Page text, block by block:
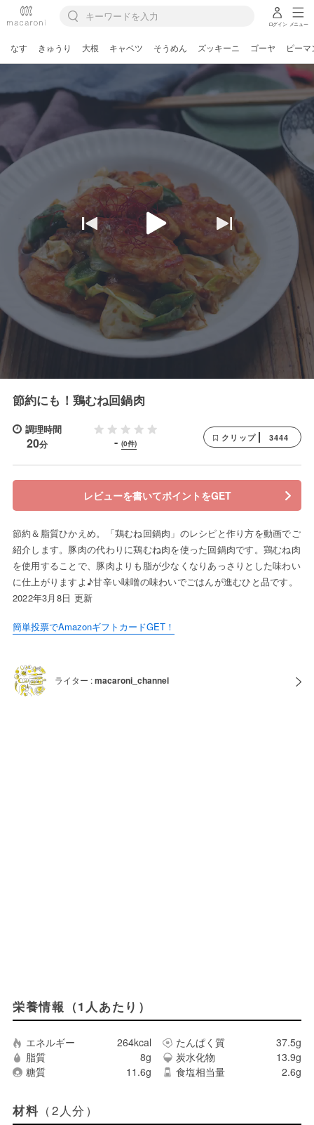
ログイン メニュー
なす きゅうり 大根 キャベツ そうめん ズッキーニ ゴーヤ ピーマ
節約にも！鶏むね回鍋肉
調理時間
20分 - (0件)
クリップ 3444
レビューを書いてポイントをGET
節約＆脂質ひかえめ。「鶏むね回鍋肉」のレシピと作り方を動画でご
紹介します。豚肉の代わりに鶏むね肉を使った回鍋肉です。鶏むね肉
を使用することで、豚肉よりも脂が少なくなりあっさりとした味わい
に仕上がりますよ♪甘辛い味噌の味わいでごはんが進むひと品です。
2022年3月8日 更新
簡単投票でAmazonギフトカードGET！
ライター :macaroni_channel
栄養情報（1人あたり）
エネルギー 264kcal たんぱく質
37.5g
脂質
8g 炭水化物
13.9g
糖質
11.6g 食塩相当量 2.6g
材料 （2人分）